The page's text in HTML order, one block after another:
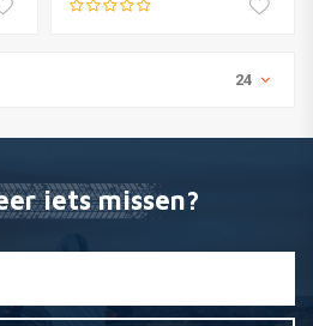
24
iets missen?